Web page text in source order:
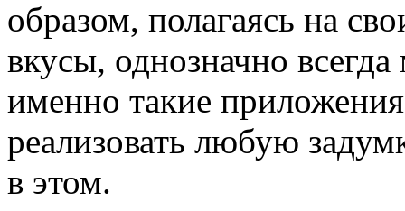
образом, полагаясь на
вкусы, однозначно
именно такие
реализовать любую
в этом.